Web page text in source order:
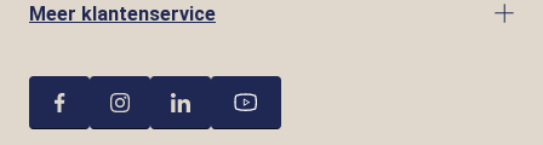
Meer klantenservice